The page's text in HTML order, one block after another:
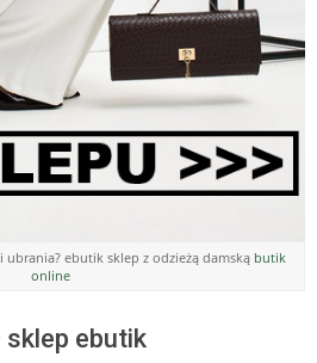
ubrania? ebutik sklep z odzieżą damską butik
online
sklep ebutik